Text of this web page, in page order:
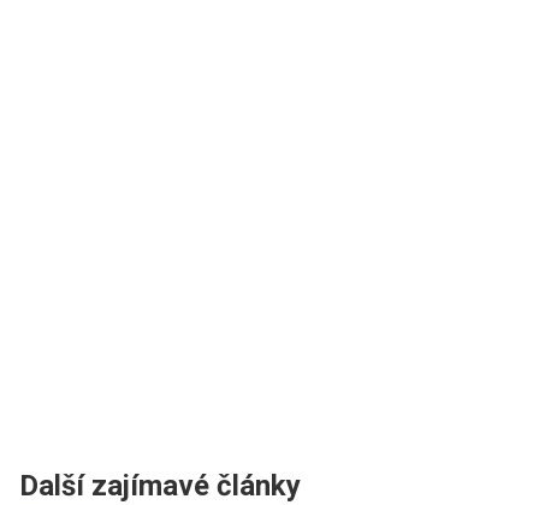
Další zajímavé články